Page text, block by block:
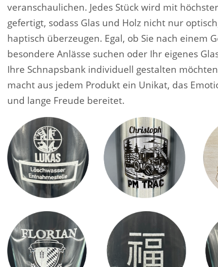
veranschaulichen. Jedes Stück wird mit
gefertigt, sodass Glas und Holz nicht nur
haptisch überzeugen. Egal, ob Sie nach einem
besondere Anlässe suchen oder Ihr eigenes
Ihre Schnapsbank individuell gestalten
macht aus jedem Produkt ein Unikat, das
und lange Freude bereitet.